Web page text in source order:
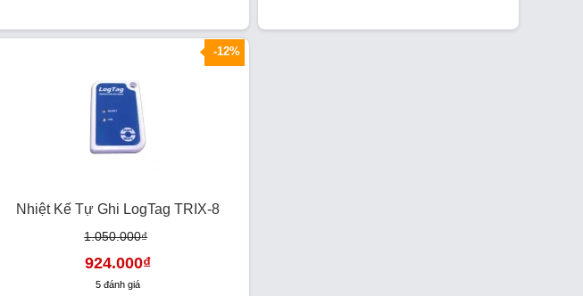
HOT
Nhiệt Kế Tự Ghi LogTag TRIX-8
1.050.000₫
924.000₫
-12%
5 đánh giá